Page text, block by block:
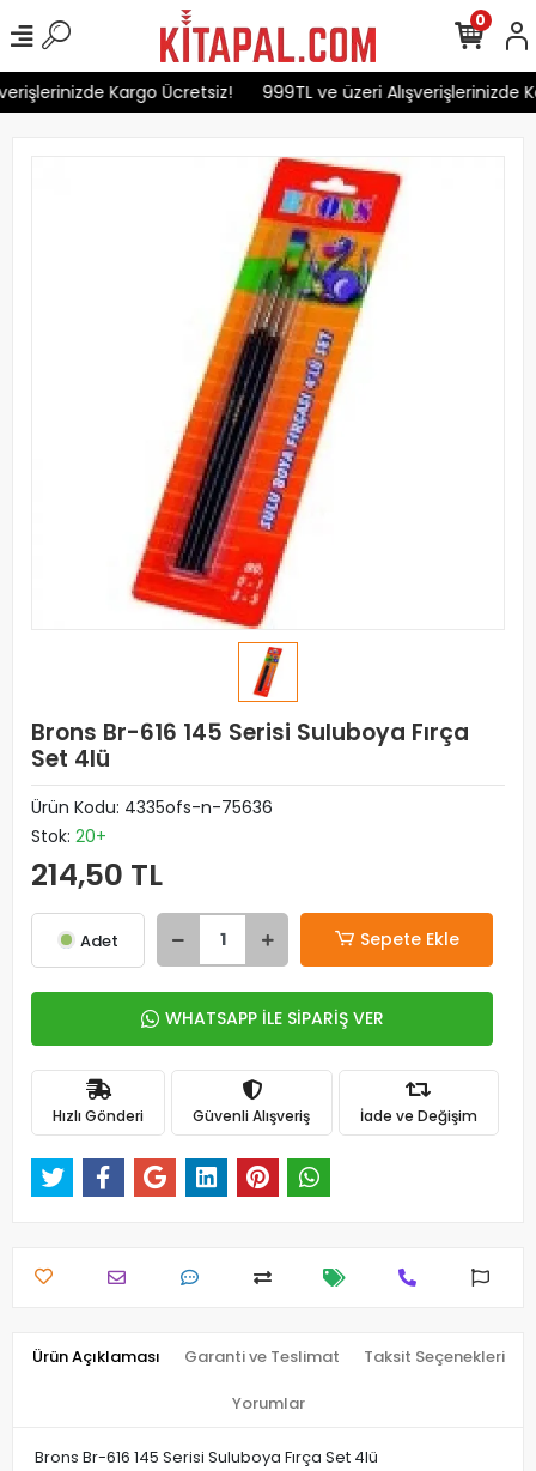
Kargo Ücretsiz! 999TL ve üzeri Alışverişlerinizde
0
Brons Br-616 145 Serisi Suluboya Fırça
Set 4lü
Ürün Kodu: 4335ofs-n-75636
Stok: 20+
214,50 TL
Adet Sepete Ekle
WHATSAPP İLE SİPARİŞ VER
Hızlı Gönderi Güvenli Alışveriş İade ve Değişim
Ürün Açıklaması Garanti ve Teslimat Taksit Seçenekleri
Yorumlar
Brons Br-616 145 Serisi Suluboya Fırça Set 4lü